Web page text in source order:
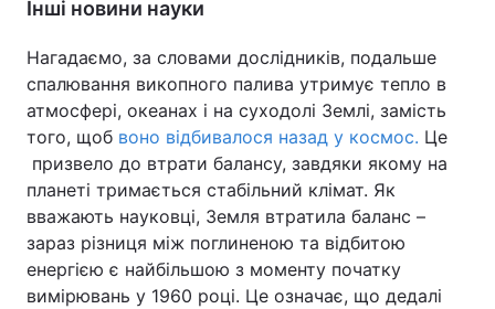
Інші новини науки
Нагадаємо, за словами дослідників, подальше
спалювання викопного палива утримує тепло в
атмосфері, океанах і на суходолі Землі, замість
того, щоб воно відбивалося назад у космос. Це
призвело до втрати балансу, завдяки якому на
планеті тримається стабільний клімат. Як
вважають науковці, Земля втратила баланс –
зараз різниця між поглиненою та відбитою
енергією є найбільшою з моменту початку
вимірювань у 1960 році. Це означає, що дедалі